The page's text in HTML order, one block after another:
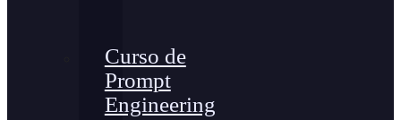
Curso de
Prompt
Engineering